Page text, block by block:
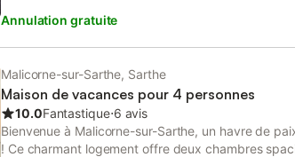
dans le parc ainsi chacun préserve son intimité (
départ est 15h ,nous vous demandons de libérer
ménage, le parc et piece de vie sont à votre
Annulation gratuite
Malicorne-sur-Sarthe, Sarthe
Maison de vacances pour 4 personnes
10.0Fantastique⋅6 avis
Bienvenue à Malicorne-sur-Sarthe, un havre de
! Ce charmant logement offre deux chambres